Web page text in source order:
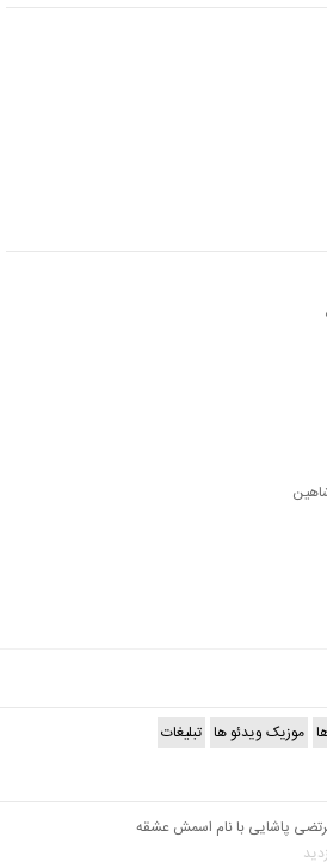
موزیک ویدئو ها تبلیغات
پاشایی با نام اسمش عشقه